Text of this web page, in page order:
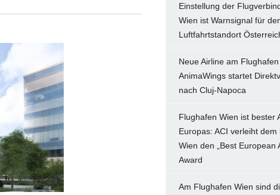
Einstellung der
Wien ist Warnsignal für
Luftfahrtstandort
Neue Airline am
AnimaWings startet
nach Cluj-Napoca
Flughafen Wien ist bester
Europas: ACI verleiht dem
Wien den „Best European
Award
Am Flughafen Wien sind